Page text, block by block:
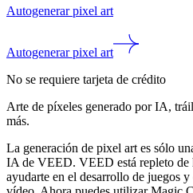
Autogenerar pixel art
Autogenerar pixel art
No se requiere tarjeta de crédito
Arte de píxeles generado por IA,
más.
La generación de pixel art es sólo
IA de VEED. VEED está repleto de
ayudarte en el desarrollo de juegos